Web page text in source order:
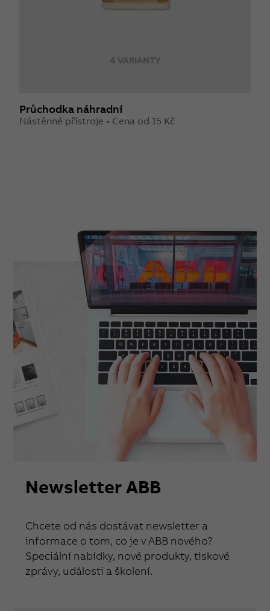
4 VARIANTY
Průchodka náhradní
Nástěnné přístroje • Cena od 15 Kč
Newsletter ABB
Chcete od nás dostávat newsletter a
informace o tom, co je v ABB nového?
Speciální nabídky, nové produkty, tiskové
zprávy, události a školení.